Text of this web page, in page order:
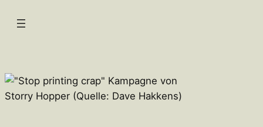
Inhalt